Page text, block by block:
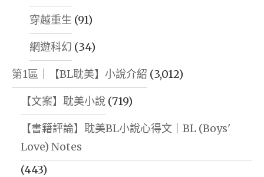
穿越重生 (91)
網遊科幻 (34)
第1區｜【BL耽美】小說介紹 (3,012)
【文案】耽美小說 (719)
【書籍評論】耽美BL小說心得文｜BL (Boys'
Love) Notes
(443)